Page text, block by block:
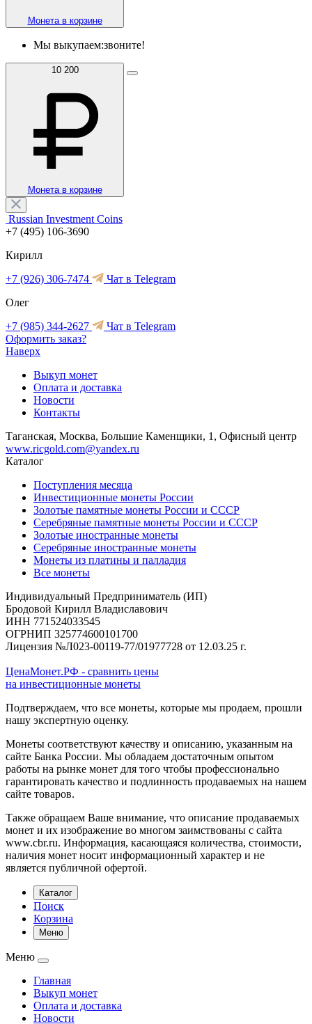
Монета в корзине
Мы выкупаем:звоните!
10 200
Монета в корзине
Russian Investment Coins
+7 (495) 106-3690
Кирилл
+7 (926) 306-7474
Чат в Telegram
Олег
+7 (985) 344-2627
Чат в Telegram
Оформить заказ?
Наверх
Выкуп монет
Оплата и доставка
Новости
Контакты
Таганская, Москва, Большие Каменщики, 1, Офисный центр
www.ricgold.com@yandex.ru
Каталог
Поступления месяца
Инвестиционные монеты России
Золотые памятные монеты России и СССР
Серебряные памятные монеты России и СССР
Золотые иностранные монеты
Серебряные иностранные монеты
Монеты из платины и палладия
Все монеты
Индивидуальный Предприниматель (ИП)
Бродовой Кирилл Владиславович
ИНН 771524033545
ОГРНИП 325774600101700
Лицензия №Л023-00119-77/01977728 от 12.03.25 г.
ЦенаМонет.РФ - сравнить цены
на инвестиционные монеты
Подтверждаем, что все монеты, которые мы продаем, прошли
нашу экспертную оценку.
Монеты соответствуют качеству и описанию, указанным на
сайте Банка России. Мы обладаем достаточным опытом
работы на рынке монет для того чтобы профессионально
гарантировать качество и подлинность продаваемых на нашем
сайте товаров.
Также обращаем Ваше внимание, что описание продаваемых
монет и их изображение во многом заимствованы с сайта
www.cbr.ru. Информация, касающаяся количества, стоимости,
наличия монет носит информационный характер и не
является публичной офертой.
Каталог
Поиск
Корзина
Меню
Меню
Главная
Выкуп монет
Оплата и доставка
Новости